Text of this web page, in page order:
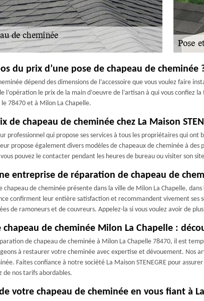
du prix d’une pose de chapeau de cheminée
dépend des dimensions de l’accessoire que vous voulez
l’opération le prix de la main d’oeuvre de l’artisan à qui vous confiez
78470 et à Milon La Chapelle.
de chapeau de cheminée chez La Maison
professionnel qui propose ses services à tous les propriétaires qui
propose également divers modèles de chapeaux de cheminée à
pouvez le contacter pendant les heures de bureau ou visiter son
entreprise de réparation de chapeau de
de cheminée présente dans la ville de Milon La Chapelle,
confirment leur entière satisfaction et recommandent vivement ses
de ramoneurs et de couvreurs. Appelez-la si vous voulez avoir de
de cheminée Milon La Chapelle :
de chapeau de cheminée à Milon La Chapelle 78470, il est
à restaurer votre cheminée avec expertise et dévouement. Nos
Faites confiance à notre société La Maison STENEGRE pour
de nos tarifs abordables.
votre chapeau de cheminée en vous fiant à La